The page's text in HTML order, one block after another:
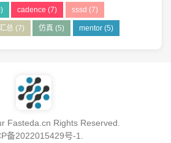
cadence (7) sssd (7)
总 (7) 仿真 (5) mentor (5)
Fasteda.cn Rights Reserved.
备2022015429号-1